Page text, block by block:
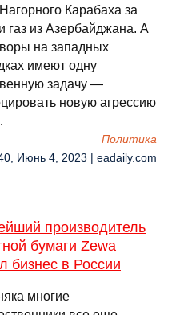
Карабаха за
газ из Азербайджана. А
на западных
имеют одну
задачу —
новую агрессию
Политика
Июнь 4, 2023 | eadaily.com
производитель
бумаги Zewa
бизнес в России
многие